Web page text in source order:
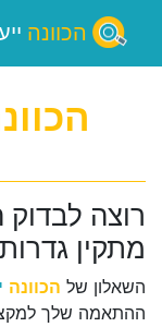
הכוונה
רוצה
מתקין
השאלון של הכוונה
ההתאמה שלך